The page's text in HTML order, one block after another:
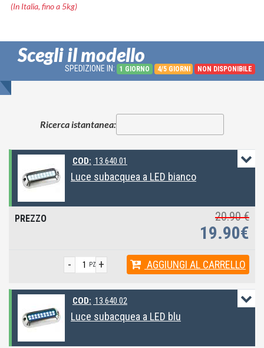
(In Italia, fino a 5kg)
Scegli il modello
SPEDIZIONE IN: 1 GIORNO 4/5 GIORNI NON DISPONIBILE
Ricerca istantanea:
COD: 13.640.01
Luce subacquea a LED bianco
20.90 €
19.90€
+
- PZ AGGIUNGI AL CARRELLO
COD: 13.640.02
Luce subacquea a LED blu